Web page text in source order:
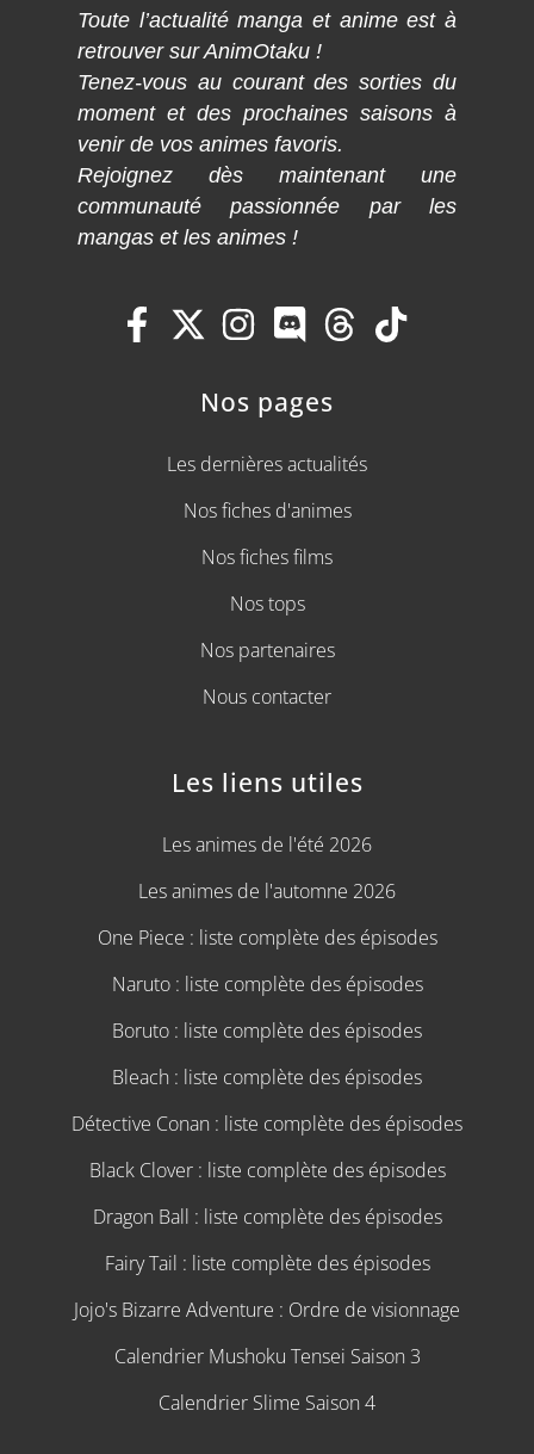
Toute l’actualité manga et anime est à
retrouver sur AnimOtaku !
Tenez-vous au courant des sorties du
moment et des prochaines saisons à
venir de vos animes favoris.
Rejoignez dès maintenant une
communauté passionnée par les
mangas et les animes !
Nos pages
Les dernières actualités
Nos fiches d'animes
Nos fiches films
Nos tops
Nos partenaires
Nous contacter
Les liens utiles
Les animes de l'été 2026
Les animes de l'automne 2026
One Piece : liste complète des épisodes
Naruto : liste complète des épisodes
Boruto : liste complète des épisodes
Bleach : liste complète des épisodes
Détective Conan : liste complète des épisodes
Black Clover : liste complète des épisodes
Dragon Ball : liste complète des épisodes
Fairy Tail : liste complète des épisodes
Jojo's Bizarre Adventure : Ordre de visionnage
Calendrier Mushoku Tensei Saison 3
Calendrier Slime Saison 4